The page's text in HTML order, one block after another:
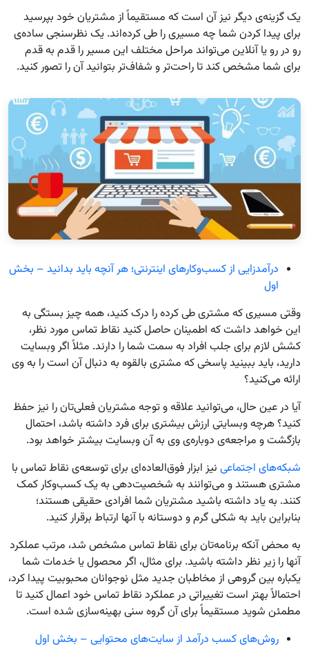
یک گزینه‌ی دیگر نیز آن است که مستقیماً از مشتریان خود بپرسید
برای پیدا کردن شما چه مسیری را طی کرده‌اند. یک نظرسنجی ساده‌ی
رو در رو یا آنلاین می‌تواند مراحل مختلف این مسیر را قدم به قدم
برای شما مشخص کند تا راحت‌تر و شفاف‌تر بتوانید آن را تصور کنید.
درآمدزایی از کسب‌وکارهای اینترنتی؛ هر آنچه باید بدانید – بخش
اول
وقتی مسیری که مشتری طی کرده را درک کنید، همه چیز بستگی به
این خواهد داشت که اطمینان حاصل کنید نقاط تماس مورد نظر،
کشش لازم برای جلب افراد به سمت شما را دارند. مثلاً اگر وبسایت
دارید، باید ببینید پاسخی که مشتری بالقوه به دنبال آن است را به وی
ارائه می‌کنید؟
آیا در عین حال، می‌توانید علاقه و توجه مشتریان فعلی‌تان را نیز حفظ
کنید؟ هرچه وبسایتی ارزش بیشتری برای فرد داشته باشد، احتمال
بازگشت و مراجعه‌ی دوباره‌ی وی به آن وبسایت بیشتر خواهد بود.
شبکه‌های اجتماعی نیز ابزار فوق‌العاده‌ای برای توسعه‌ی نقاط تماس با
مشتری هستند و می‌توانند به شخصیت‌دهی به یک کسب‌و‌کار کمک
کنند. به یاد داشته باشید مشتریان شما افرادی حقیقی هستند؛
بنابراین باید به شکلی گرم و دوستانه با آنها ارتباط برقرار کنید.
به محض آنکه برنامه‌تان برای نقاط تماس مشخص شد، مرتب عملکرد
آنها را زیر نظر داشته باشید. برای مثال، اگر محصول یا خدمات شما
یکباره بین گروهی از مخاطبان جدید مثل نوجوانان محبوبیت پیدا کرد،
احتمالاً بهتر است تغییراتی در عملکرد نقاط تماس خود اعمال کنید تا
مطمئن شوید مستقیماً برای آن گروه سنی بهینه‌سازی شده است.
روش‌های کسب درآمد از سایت‌های محتوایی – بخش اول